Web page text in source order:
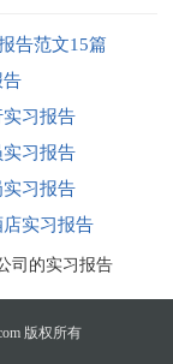
告范文15篇
告
习报告
习报告
习报告
实习报告
司的实习报告
版权所有